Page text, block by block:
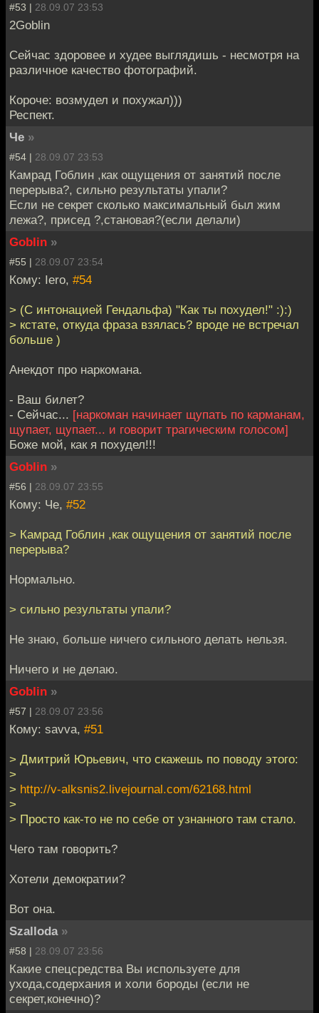
#53 | 28.09.07 23:53
2Goblin
Сейчас здоровее и худее выглядишь - несмотря на
различное качество фотографий.
Короче: возмудел и похужал)))
Респект.
Че »
#54 | 28.09.07 23:53
Камрад Гоблин ,как ощущения от занятий после
перерыва?, сильно результаты упали?
Если не секрет сколько максимальный был жим
лежа?, присед ?,становая?(если делали)
Goblin »
#55 | 28.09.07 23:54
Кому: Iero, #54
> (С интонацией Гендальфа) "Как ты похудел!" :):)
> кстате, откуда фраза взялась? вроде не встречал
больше )
Анекдот про наркомана.
- Ваш билет?
- Сейчас... [наркоман начинает щупать по карманам,
щупает, щупает... и говорит трагическим голосом]
Боже мой, как я похудел!!!
Goblin »
#56 | 28.09.07 23:55
Кому: Че, #52
> Камрад Гоблин ,как ощущения от занятий после
перерыва?
Нормально.
> сильно результаты упали?
Не знаю, больше ничего сильного делать нельзя.
Ничего и не делаю.
Goblin »
#57 | 28.09.07 23:56
Кому: savva, #51
> Дмитрий Юрьевич, что скажешь по поводу этого:
>
> http://v-alksnis2.livejournal.com/62168.html
>
> Просто как-то не по себе от узнанного там стало.
Чего там говорить?
Хотели демократии?
Вот она.
Szalloda »
#58 | 28.09.07 23:56
Какие спецсредства Вы используете для
ухода,содерхания и холи бороды (если не
секрет,конечно)?